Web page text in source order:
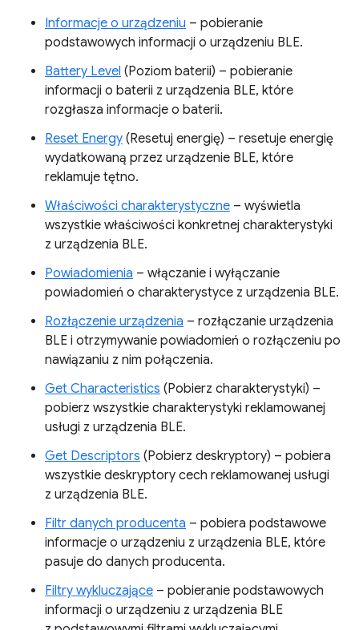
Informacje o urządzeniu – pobieranie
podstawowych informacji o urządzeniu BLE.
Battery Level (Poziom baterii) – pobieranie
informacji o baterii z urządzenia BLE, które
rozgłasza informacje o baterii.
Reset Energy (Resetuj energię) – resetuje energię
wydatkowaną przez urządzenie BLE, które
reklamuje tętno.
Właściwości charakterystyczne – wyświetla
wszystkie właściwości konkretnej charakterystyki
z urządzenia BLE.
Powiadomienia – włączanie i wyłączanie
powiadomień o charakterystyce z urządzenia BLE.
Rozłączenie urządzenia – rozłączanie urządzenia
BLE i otrzymywanie powiadomień o rozłączeniu po
nawiązaniu z nim połączenia.
Get Characteristics (Pobierz charakterystyki) –
pobierz wszystkie charakterystyki reklamowanej
usługi z urządzenia BLE.
Get Descriptors (Pobierz deskryptory) – pobiera
wszystkie deskryptory cech reklamowanej usługi
z urządzenia BLE.
Filtr danych producenta – pobiera podstawowe
informacje o urządzeniu z urządzenia BLE, które
pasuje do danych producenta.
Filtry wykluczające – pobieranie podstawowych
informacji o urządzeniu z urządzenia BLE